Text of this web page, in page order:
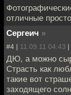
отличные
Сергеич »
#4 | 11.09.11 04:43 |
ДЮ, а можно
Страсть как
такие вот
заходящего